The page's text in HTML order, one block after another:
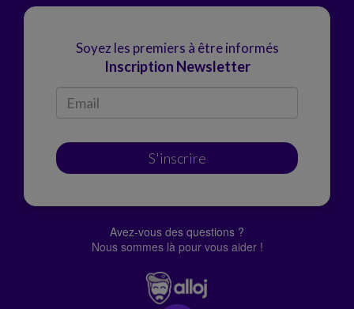
Soyez les premiers à être informés
Inscription Newsletter
S'inscrire
Avez-vous des questions ?
Nous sommes là pour vous aider !